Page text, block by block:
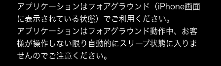
アプリケーションはフォアグラウンド（iPhone画面
に表示されている状態）でご利用ください。
アプリケーションはフォアグラウンド動作中、お客
様が操作しない限り自動的にスリープ状態に入りま
せんのでご注意ください。